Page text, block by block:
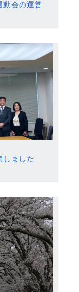
動会の運営
しました